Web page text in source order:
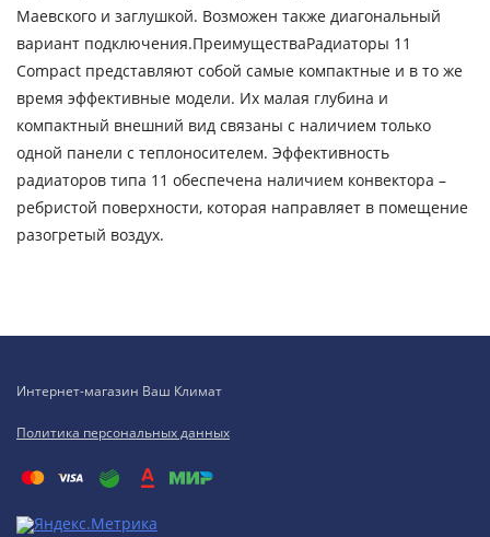
Маевского и заглушкой. Возможен также диагональный
вариант подключения.ПреимуществаРадиаторы 11
Compact представляют собой самые компактные и в то же
время эффективные модели. Их малая глубина и
компактный внешний вид связаны с наличием только
одной панели с теплоносителем. Эффективность
радиаторов типа 11 обеспечена наличием конвектора –
ребристой поверхности, которая направляет в помещение
разогретый воздух.
Интернет-магазин Ваш Климат
Политика персональных данных